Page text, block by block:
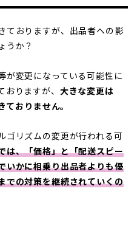
ておりますが、出品者への影
うか？
が変更になっている可能性に
りますが、 大きな変更は
おりません。
ゴリズムの変更が行われる可
は、「価格」と「配送スピー
いかに相乗り出品者よりも優
での対策を継続されていくの